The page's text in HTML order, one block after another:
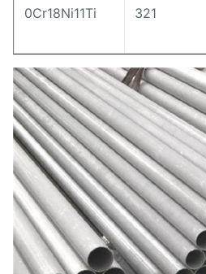
0Cr18Ni11Ti 321